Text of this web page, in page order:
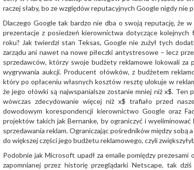
raczej słaby, bo ze względów reputacyjnych Google nigdy nie
Dlaczego Google tak bardzo nie dba o swoją reputację, że
prezentacje z posiedzeń kierownictwa dotyczące
roku? Jak twierdzi stan Teksas, Google nie zużył tych
zarządu ani nawet na nowe piłeczki antystresowe – lecz
sprzedawców, którzy swoje budżety reklamowe lokowali za
wygrywania aukcji. Producent ołówków, z budżetem
który po opłaceniu własnych kosztów resztę ulokuje w
że jego ołówki są najwspanialsze zostanie mniej niż x$. Ten
wówczas zdecydowanie więcej niż x$ trafiało przed
dowodowym korespondencji kierownictwo Google oraz
projektów takich jak Bernanke, by ograniczyć i
sprzedawania reklam. Ograniczając pośredników między
do większej części jego budżetu reklamowego, czyli
Podobnie jak Microsoft upadł za emaile pomiędzy prezesami
zapomnianej przez historię przeglądarki Netscape, tak